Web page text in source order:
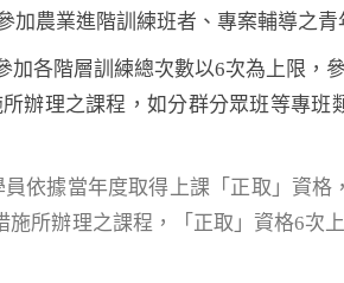
加農業進階訓練班者、專案輔導之
各階層訓練總次數以6次為上限，
辦理之課程，如分群分眾班等專班
依據當年度取得上課「正取」資格
所辦理之課程，「正取」資格6次